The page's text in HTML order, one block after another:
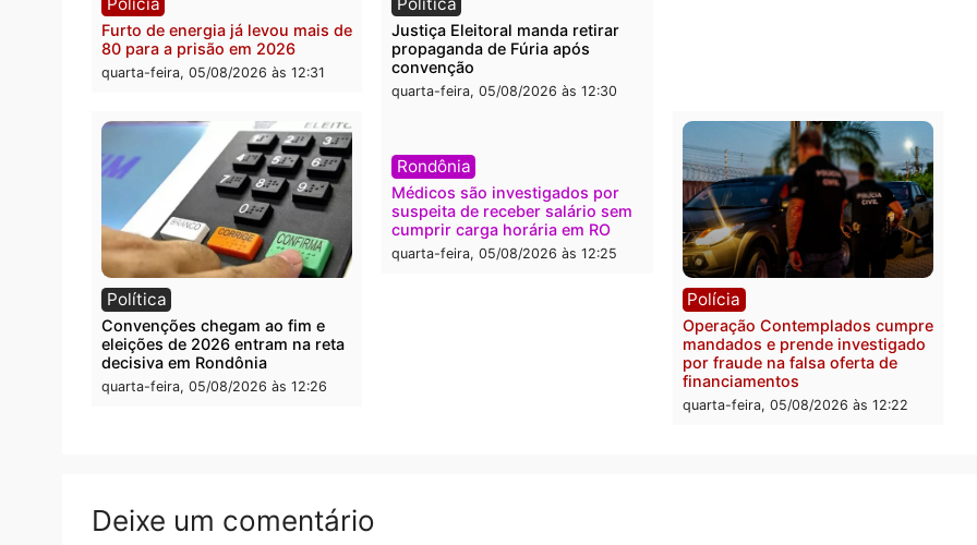
Polícia
O dinheiro do crime: PF
apreende R$ 2 milhões em Porto
milionário de lavagem
quarta-feira, 05/08/2026 às 12:46
Brasil
Confronto durante operação
termina com foragido baleado e
grande apreensão de drogas
quarta-feira, 05/08/2026 às 12:42 quarta-feira, 05/08/2026 às
Polícia
Justiça Eleitoral manda retirar
Polícia
Com apenas 28% do
Polícia Civil de Rondônia
estudo
quarta-feira, 05/08/2026 às